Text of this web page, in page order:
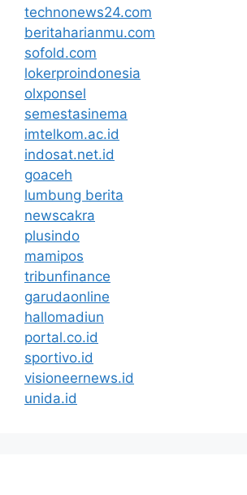
technonews24.com
beritaharianmu.com
sofold.com
lokerproindonesia
olxponsel
semestasinema
imtelkom.ac.id
indosat.net.id
goaceh
lumbung berita
newscakra
plusindo
mamipos
tribunfinance
garudaonline
hallomadiun
portal.co.id
sportivo.id
visioneernews.id
unida.id